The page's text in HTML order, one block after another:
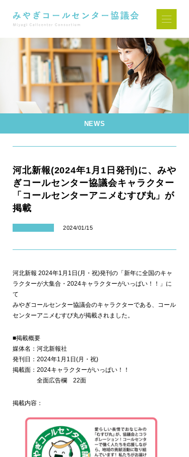
NEWS
河北新報(2024年1月1日発刊)に、みや
ぎコールセンター協議会キャラクター
「コールセンターアニメむすび丸」が
掲載
2024/01/15
河北新報 2024年1月1日(月・祝)発刊の「新年に全国のキャ
ラクターが大集合・2024キャラクターがいっぱい！！」に
て
みやぎコールセンター協議会のキャラクターである、コール
センターアニメむすび丸が掲載されました。
■掲載概要
媒体名：河北新報社
発刊日：2024年1月1日(月・祝)
掲載面：2024キャラクターがいっぱい！！
全面広告欄 22面
掲載内容：